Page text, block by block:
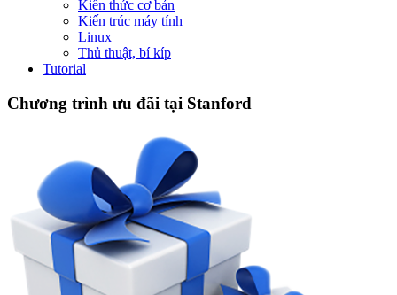
Kiến thức cơ bản
Kiến trúc máy tính
Linux
Thủ thuật, bí kíp
Tutorial
Chương trình ưu đãi tại Stanford